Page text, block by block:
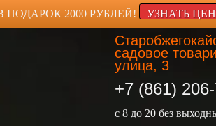
2000 РУБЛЕЙ! УЗНАТЬ
садовое
улица, 3
+7 (861)
с 8 до 20 без